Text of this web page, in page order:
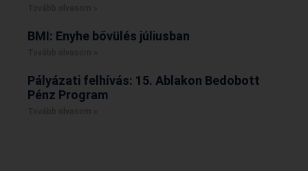
BMI: Enyhe bővülés júliusban
Pályázati felhívás: 15. Ablakon Bedobott
Pénz Program